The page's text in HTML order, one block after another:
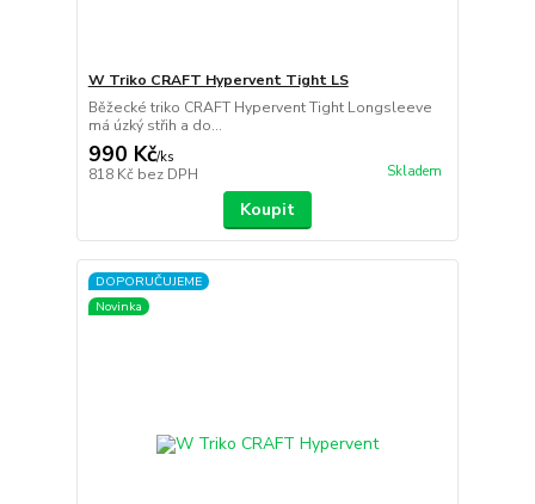
W Triko CRAFT Hypervent Tight LS
Běžecké triko CRAFT Hypervent Tight Longsleeve
má úzký střih a do...
990 Kč/ks
818 Kč bez DPH Skladem
Koupit
DOPORUČUJEME
Novinka